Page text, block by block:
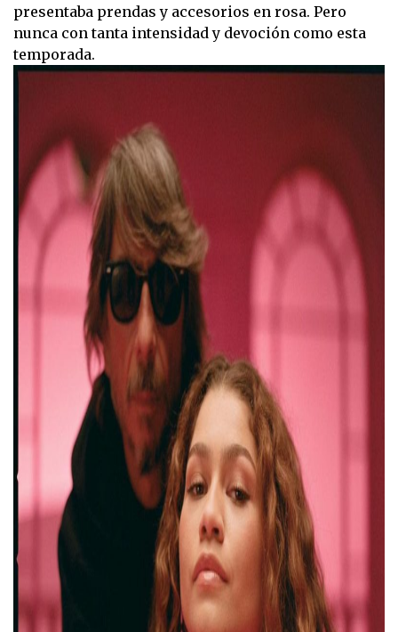
presentaba prendas y accesorios en rosa. Pero
nunca con tanta intensidad y devoción como esta
temporada.